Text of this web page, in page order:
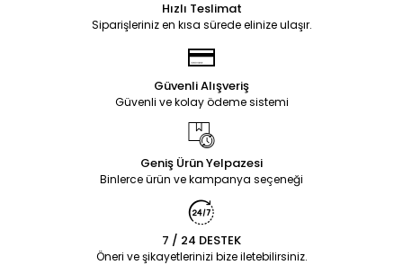
Hızlı Teslimat
Siparişleriniz en kısa sürede elinize ulaşır.
Güvenli Alışveriş
Güvenli ve kolay ödeme sistemi
Geniş Ürün Yelpazesi
Binlerce ürün ve kampanya seçeneği
7 / 24 DESTEK
Öneri ve şikayetlerinizi bize iletebilirsiniz.